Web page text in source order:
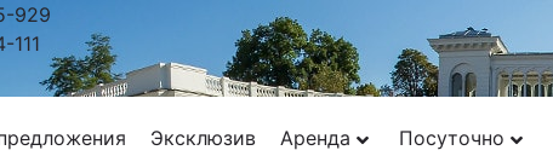
929
Эксклюзив Аренда Посуточно